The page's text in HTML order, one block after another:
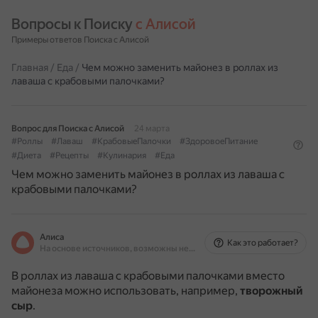
Вопросы к Поиску с Алисой
Примеры ответов Поиска с Алисой
Главная / Еда / Чем можно заменить майонез в роллах из
лаваша с крабовыми палочками?
Вопрос для Поиска с Алисой
24 марта
#Роллы
#Лаваш #КрабовыеПалочки
#ЗдоровоеПитание
#Диета
#Рецепты #Кулинария #Еда
Чем можно заменить майонез в роллах из лаваша с
крабовыми палочками?
Алиса
На основе источников, возможны неточности
Как это работает?
В роллах из лаваша с крабовыми палочками вместо
майонеза можно использовать, например, творожный
сыр.